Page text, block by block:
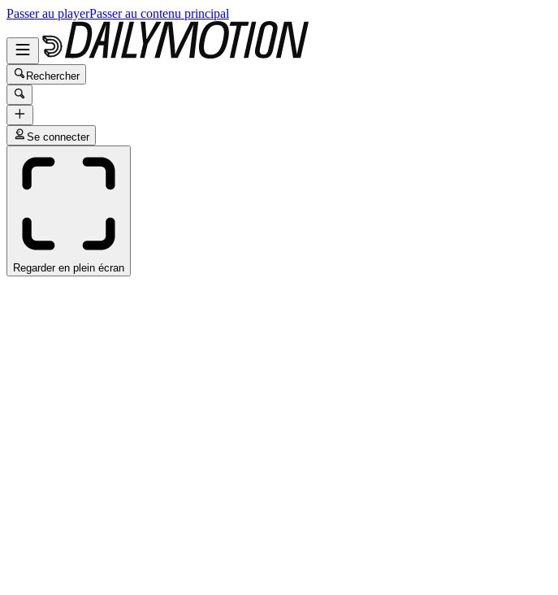
Passer au playerPasser au contenu principal
Rechercher
Se connecter
Regarder en plein écran